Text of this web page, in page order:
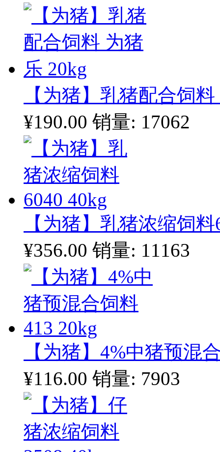
【为猪】乳猪配合饲
¥190.00 销量: 17062
【为猪】乳猪浓缩饲
¥356.00 销量: 11163
【为猪】4%中猪预混
¥116.00 销量: 7903